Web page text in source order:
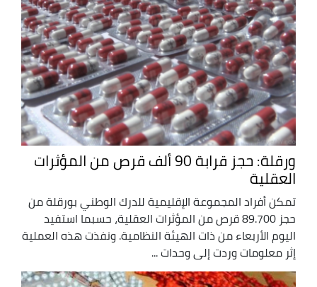
ورقلة: حجز قرابة 90 ألف قرص من المؤثرات
العقلية
تمكن أفراد المجموعة الإقليمية للدرك الوطني بورقلة من
حجز 89.700 قرص من المؤثرات العقلية، حسبما استفيد
اليوم الأربعاء من ذات الهيئة النظامية. ونفذت هذه العملية
إثر معلومات وردت إلى وحدات ...